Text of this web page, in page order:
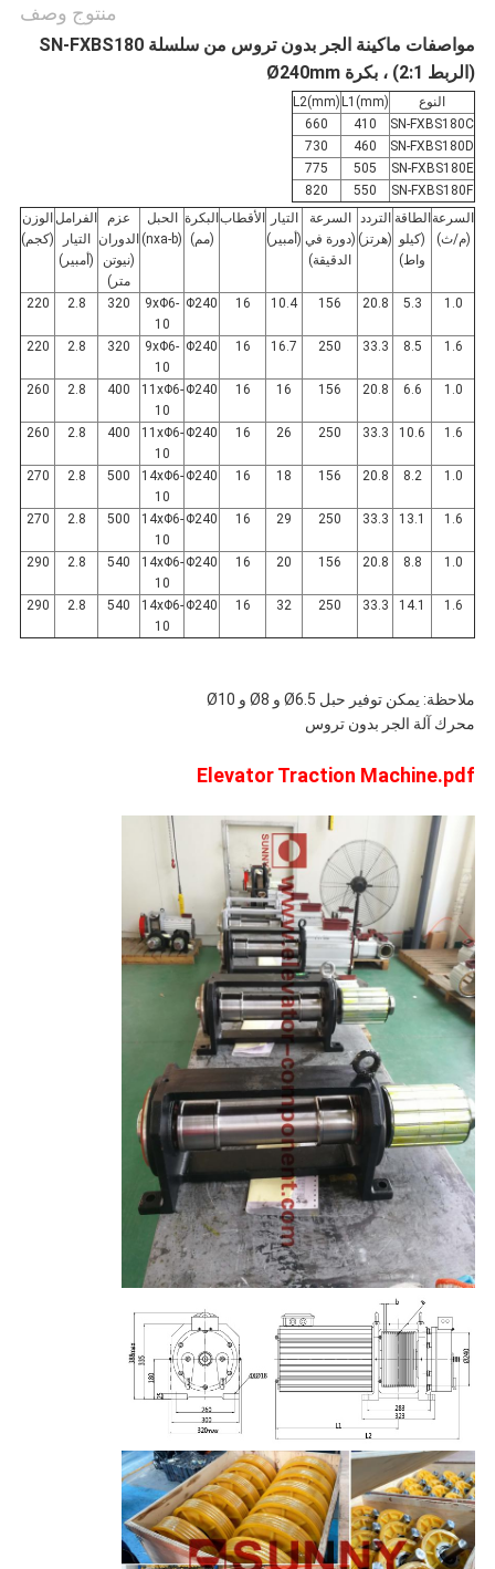
منتوج وصف
مواصفات ماكينة الجر بدون تروس من سلسلة SN-FXBS180
(الربط 2:1) ، بكرة Ø240mm
النوع L1(mm)
L2(mm)
SN-FXBS180C
410
660
SN-FXBS180D
460
730
SN-FXBS180E
505
775
SN-FXBS180F
550
820
السرعة
(م/ث)
الطاقة
(كيلو
واط)
التردد
(هرتز)
السرعة
(دورة في
الدقيقة)
التيار
(أمبير)
الأقطاب البكرة
(مم)
الحبل
(nxa-b)
عزم
الدوران
(نيوتن
متر)
الفرامل
التيار
(أمبير)
الوزن
(كجم)
1.0
5.3
20.8
156
10.4
16
Φ240
9xΦ6-
10
320
2.8
220
1.6
8.5
33.3
250
16.7
16
Φ240
9xΦ6-
10
320
2.8
220
1.0
6.6
20.8
156
16
16
Φ240
11xΦ6-
10
400
2.8
260
1.6
10.6
33.3
250
26
16
Φ240
11xΦ6-
10
400
2.8
260
1.0
8.2
20.8
156
18
16
Φ240
14xΦ6-
10
500
2.8
270
1.6
13.1
33.3
250
29
16
Φ240
14xΦ6-
10
500
2.8
270
1.0
8.8
20.8
156
20
16
Φ240
14xΦ6-
10
540
2.8
290
1.6
14.1
33.3
250
32
16
Φ240
14xΦ6-
10
540
2.8
290
ملاحظة: يمكن توفير حبل Ø6.5 و Ø8 و Ø10
محرك آلة الجر بدون تروس
Elevator Traction Machine.pdf